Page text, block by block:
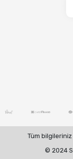
Tüm
© 2024